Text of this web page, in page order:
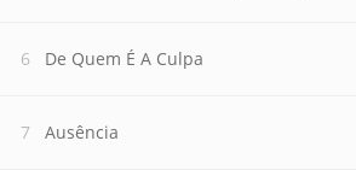
De Quem É A Culpa
Ausência